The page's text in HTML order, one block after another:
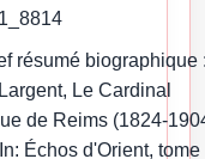
résumé biographique
Le Cardinal
de Reims (1824-
Échos d'Orient, tome